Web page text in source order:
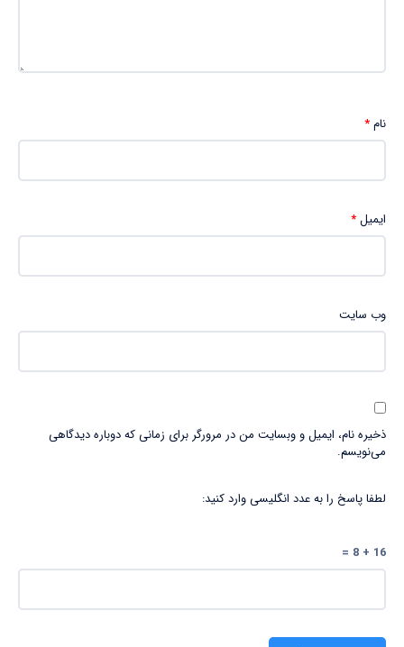
نام*
ایمیل*
وب‌ سایت
ذخیره نام، ایمیل و وبسایت من در مرورگر برای زمانی که دوباره دیدگاهی
می‌نویسم.
لطفا پاسخ را به عدد انگلیسی وارد کنید:
16 + 8 =